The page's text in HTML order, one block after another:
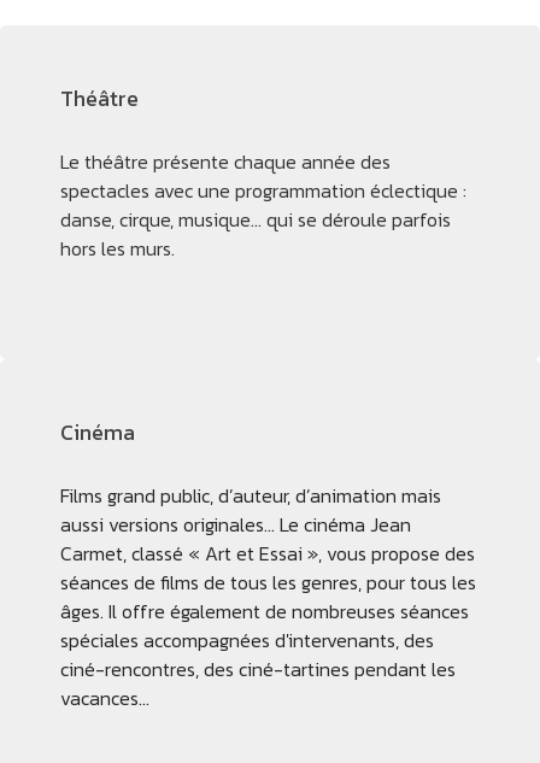
Théâtre
Le théâtre présente chaque année des
spectacles avec une programmation éclectique :
danse, cirque, musique… qui se déroule parfois
hors les murs.
Cinéma
Films grand public, d’auteur, d’animation mais
aussi versions originales… Le cinéma Jean
Carmet, classé « Art et Essai », vous propose des
séances de films de tous les genres, pour tous les
âges. Il offre également de nombreuses séances
spéciales accompagnées d'intervenants, des
ciné-rencontres, des ciné-tartines pendant les
vacances…